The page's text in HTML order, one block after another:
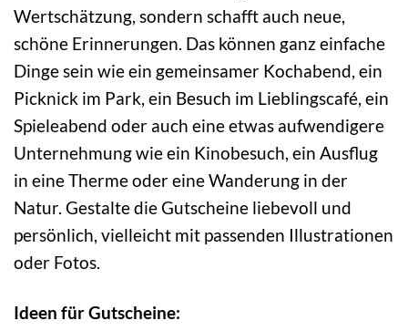
Wertschätzung, sondern schafft auch neue,
schöne Erinnerungen. Das können ganz einfache
Dinge sein wie ein gemeinsamer Kochabend, ein
Picknick im Park, ein Besuch im Lieblingscafé, ein
Spieleabend oder auch eine etwas aufwendigere
Unternehmung wie ein Kinobesuch, ein Ausflug
in eine Therme oder eine Wanderung in der
Natur. Gestalte die Gutscheine liebevoll und
persönlich, vielleicht mit passenden Illustrationen
oder Fotos.
Ideen für Gutscheine: